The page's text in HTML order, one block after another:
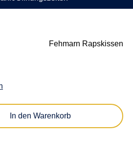
Fehmarn Rapskissen
Wert ein
In den Warenkorb